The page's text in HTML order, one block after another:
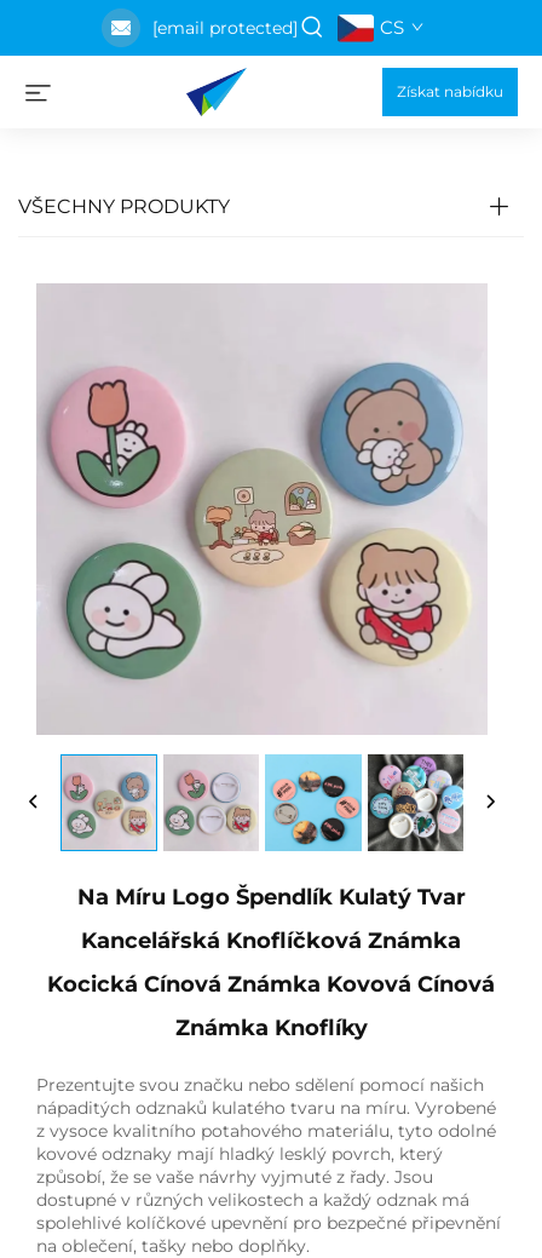
[email protected] CS
Získat nabídku
VŠECHNY PRODUKTY
Na Míru Logo Špendlík Kulatý Tvar
Kancelářská Knoflíčková Známka
Kocická Cínová Známka Kovová Cínová
Známka Knoflíky
Prezentujte svou značku nebo sdělení pomocí našich
nápaditých odznaků kulatého tvaru na míru. Vyrobené
z vysoce kvalitního potahového materiálu, tyto odolné
kovové odznaky mají hladký lesklý povrch, který
způsobí, že se vaše návrhy vyjmuté z řady. Jsou
dostupné v různých velikostech a každý odznak má
spolehlivé kolíčkové upevnění pro bezpečné připevnění
na oblečení, tašky nebo doplňky.